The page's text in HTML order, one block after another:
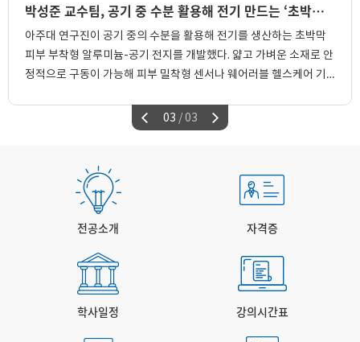
2024***10 황*현 11 AI융합교육전공 2023***61
이*윤 3) 기타 시상 순번 수상명 전공 성 명 1
동문회장상 유아교육전공 마*주 2 국회의원상
심리치료교육전공 윤*인 3 국회의원상
평생교육및HRD전공 황*현 4 수원시의회의장상
특수교육전공 류*연
퇴장 16:55 단체사진 촬영 16:55 ~ 17:30 ※
기타사항 1. 논문명 확인 - 학사서비스 로그인 –
대학원 학사 – 졸업 – 청구논문등록 – 팝업 확인 후
논문명 확인 ※ 학위기에 논문명이 표기되오니
논문명 확인 바랍니다. 논문명이 상이한 경우,
2026.08.11.(화)까지 edu@ajou.ac.kr 로 수정
요청 메일 송부 - 학번, 이름, 현재 논문명, 최종
예정) 4. 학위수여식 불참시 학위기 및 자격증 수령 -
8월 21일 이후에 신분증을 지참하시고 연암관
711호 교육대학원 교학팀 방문하여 본인 확인후
수령
지도교수 변경 필요 시, 주임교수와 상담 후 게시판
내 서식자료실에서 '지도교수변경원' 다운 받아
본인, 지도교수, 주임교수 서명이 완료된 서류(PDF)
를 함께 제출 - 납부기간 : 2026.09.02.(수) ~
2026.09.04.(금) *추가공지예정 - 입금방법 :
교육대학원 홈페이지 "재학생 등록금 고지서
출력"에서 고지서 출력 후 납부 - 문의 031-219-
박성준 교수팀, 공기 중 수분 활용해 전기 만드는 ‘초박막 피부 부착형’ 알루미늄-공기 전지 개발
아주대 연구진이 공기 중의 수분을 활용해 전기를 생산하는 초박막
피부 부착형 알루미늄-공기 전지를 개발했다. 얇고 가벼운 소재로 안
정적으로 구동이 가능해 피부 밀착형 센서나 웨어러블 헬스케어 기
도체공학과) 연구팀은 충남대·광주과학기술원(GIST)과 함께 공기
중의 수분을 활용해 장시간 작동하는 초박막 피부 부착형 알루미늄-
박막 알루미늄-공기 전지를 통한 초밀착 피부 전자소자의 연속 구동
(Ultrathin aluminum-air batteries via hygroscopic
electrolytes for continuous operation of imperceptible
on-skin electronics)’이라는 제목의 논문으로 소재 분야 저명 학
Materials)>에 7월 온라인 게재됐다. 아주대 전자공학과 박사후연
구원인 박재일 박사가 제1저자로 연구를 진행했고 박성준 교수(아주
대 전자공학과·지능형반도체공학과), 유승준 교수(광주과학기술원
03 / 03
전공소개 자격증
학사일정 강의시간표